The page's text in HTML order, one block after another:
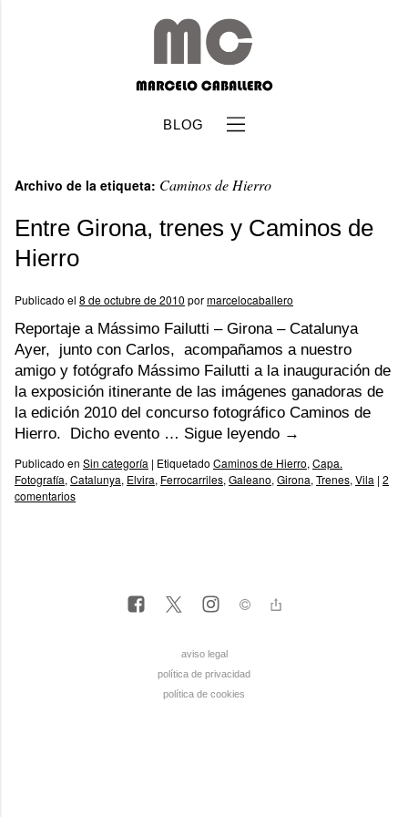
BLOG
Archivo de la etiqueta: Caminos de Hierro
Entre Girona, trenes y Caminos de
Hierro
Publicado el 8 de octubre de 2010 pormarcelocaballero
Reportaje a Mássimo Failutti – Girona – Catalunya
Ayer, junto con Carlos, acompañamos a nuestro
amigo y fotógrafo Mássimo Failutti a la inauguración de
la exposición itinerante de las imágenes ganadoras de
la edición 2010 del concurso fotográfico Caminos de
Hierro. Dicho evento … Sigue leyendo →
Publicado en Sin categoría | Etiquetado Caminos de Hierro, Capa.
Fotografía, Catalunya, Elvira, Ferrocarriles, Galeano, Girona, Trenes, Vila | 2
comentarios
aviso legal
política de privacidad
política de cookies